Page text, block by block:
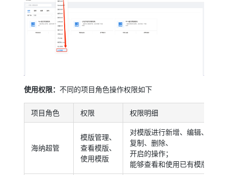
使用权限：不同的项目角色操作权限如下
项目角色 权限 权限明细
海纳超管
模版管理、
查看模版、
使用模版
对模版进行新增、编辑、
复制、删除、
开启的操作；
能够查看和使用已有模版